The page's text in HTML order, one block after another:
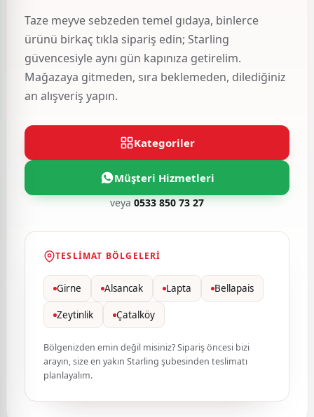
Taze meyve sebzeden temel gıdaya, binlerce
ürünü birkaç tıkla sipariş edin; Starling
güvencesiyle aynı gün kapınıza getirelim.
Mağazaya gitmeden, sıra beklemeden, dilediğiniz
an alışveriş yapın.
Kategoriler
Müşteri Hizmetleri
veya0533 850 73 27
TESLIMAT BÖLGELERI
Girne Alsancak Lapta Bellapais
Zeytinlik Çatalköy
Bölgenizden emin değil misiniz? Sipariş öncesi bizi
arayın, size en yakın Starling şubesinden teslimatı
planlayalım.